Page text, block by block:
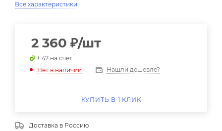
Все характеристики
2 360 ₽/шт
+ 47 на счет
Нет в наличии
Нашли дешевле?
КУПИТЬ В 1 КЛИК
Доставка в Россию